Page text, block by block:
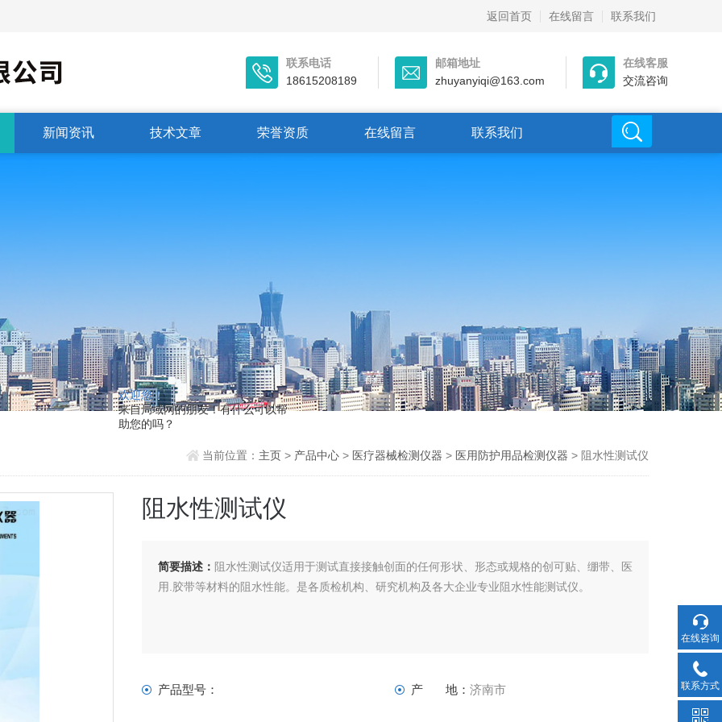
欢迎您！
来自局域网的朋友！有什么可以帮
助您的吗？
返回首页 在线留言 联系我们
联系电话
18615208189
邮箱地址
zhuyanyiqi@163.com
在线客服
交流咨询
新闻资讯 技术文章 荣誉资质 在线留言 联系我们
当前位置： 主页 > 产品中心> 医疗器械检测仪器 > 医用防护用品检测仪器 > 阻水性测试仪
阻水性测试仪
简要描述： 阻水性测试仪适用于测试直接接触创面的任何形状、形态或规格的创可贴、绷带、医
用.胶带等材料的阻水性能。是各质检机构、研究机构及各大企业专业阻水性能测试仪。
产品型号： 产 地：济南市
在线咨询
联系方式